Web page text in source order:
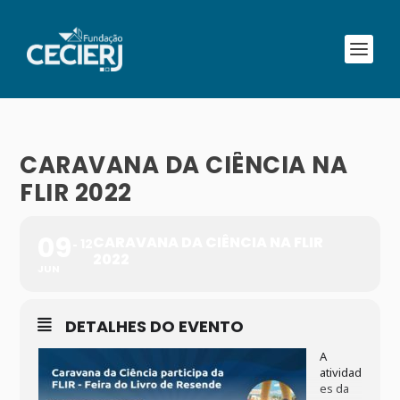
CARAVANA DA CIÊNCIA NA
FLIR 2022
DETALHES DO EVENTO
A
atividad
es da